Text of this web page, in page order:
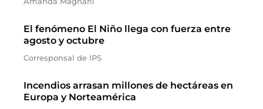
El fenómeno El Niño llega con fuerza entre
agosto y octubre
Corresponsal de IPS
Incendios arrasan millones de hectáreas en
Europa y Norteamérica